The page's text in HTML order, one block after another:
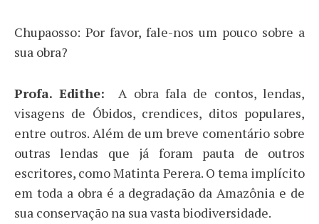
Chupaosso: Por favor, fale-nos um pouco sobre a
sua obra?
Profa. Edithe: A obra fala de contos, lendas,
visagens de Óbidos, crendices, ditos populares,
entre outros. Além de um breve comentário sobre
outras lendas que já foram pauta de outros
escritores, como Matinta Perera. O tema implícito
em toda a obra é a degradação da Amazônia e de
sua conservação na sua vasta biodiversidade.